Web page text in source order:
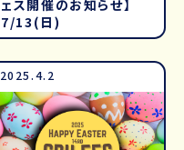
ェス開催のお知らせ】
7/13(日)
2025.4.2